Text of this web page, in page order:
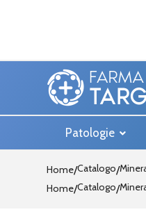
Patologie
Home Catalogo/
Home Catalogo/